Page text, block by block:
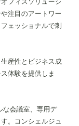
注目のアートワー
ェッショナルで刺
産性とビジネス成
体験を提供しま
な会議室、専用デ
。コンシェルジュ